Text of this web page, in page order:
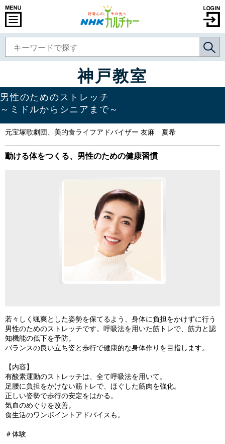
神戸教室
男性のためのストレッチ
～ミドルからシニアまで～
元宝塚歌劇団、美的食ライフアドバイザー 友麻 夏希
動ける体をつくる、男性のための健康習慣
若々しく颯爽とした姿勢を保てるよう、身体に負担をかけずに行う
男性のためのストレッチです。呼吸法を用いた筋トレで、筋力と認
知機能の低下を予防。
バランスの良い立ち姿と歩行で健康的な身体作りを目指します。
【内容】
有酸素運動のストレッチは、全て呼吸法を用いて。
足腰に負担をかけない筋トレで、ほぐした筋肉を強化。
正しい姿勢で歩行の安定をはかる。
気血のめぐりを改善。
食生活のワンポイントアドバイスも。
＃体験